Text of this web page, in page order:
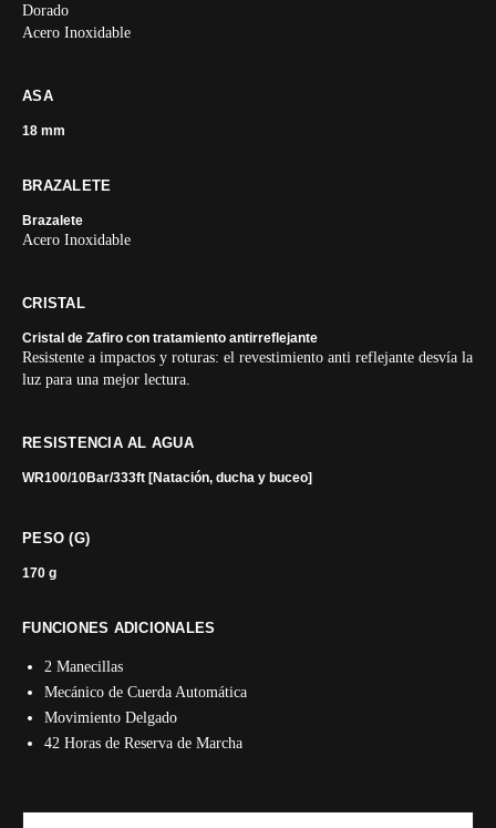
Dorado
Acero Inoxidable
ASA
18 mm
BRAZALETE
Brazalete
Acero Inoxidable
CRISTAL
Cristal de Zafiro con tratamiento antirreflejante
Resistente a impactos y roturas: el revestimiento anti reflejante desvía la
luz para una mejor lectura.
RESISTENCIA AL AGUA
WR100/10Bar/333ft [Natación, ducha y buceo]
PESO (G)
170 g
FUNCIONES ADICIONALES
2 Manecillas
Mecánico de Cuerda Automática
Movimiento Delgado
42 Horas de Reserva de Marcha